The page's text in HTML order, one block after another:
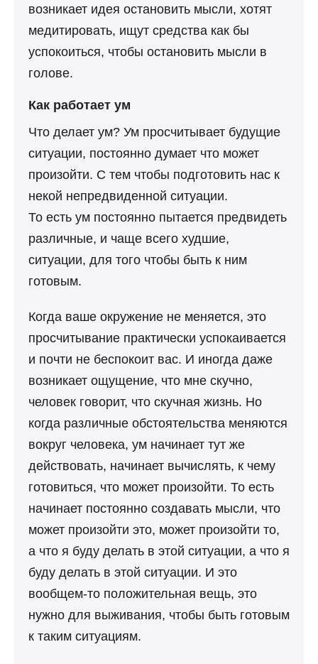
возникает идея остановить мысли, хотят
медитировать, ищут средства как бы
успокоиться, чтобы остановить мысли в
голове.
Как работает ум
Что делает ум? Ум просчитывает будущие
ситуации, постоянно думает что может
произойти. С тем чтобы подготовить нас к
некой непредвиденной ситуации.
То есть ум постоянно пытается предвидеть
различные, и чаще всего худшие,
ситуации, для того чтобы быть к ним
готовым.
Когда ваше окружение не меняется, это
просчитывание практически успокаивается
и почти не беспокоит вас. И иногда даже
возникает ощущение, что мне скучно,
человек говорит, что скучная жизнь. Но
когда различные обстоятельства меняются
вокруг человека, ум начинает тут же
действовать, начинает вычислять, к чему
готовиться, что может произойти. То есть
начинает постоянно создавать мысли, что
может произойти это, может произойти то,
а что я буду делать в этой ситуации, а что я
буду делать в этой ситуации. И это
вообщем-то положительная вещь, это
нужно для выживания, чтобы быть готовым
к таким ситуациям.